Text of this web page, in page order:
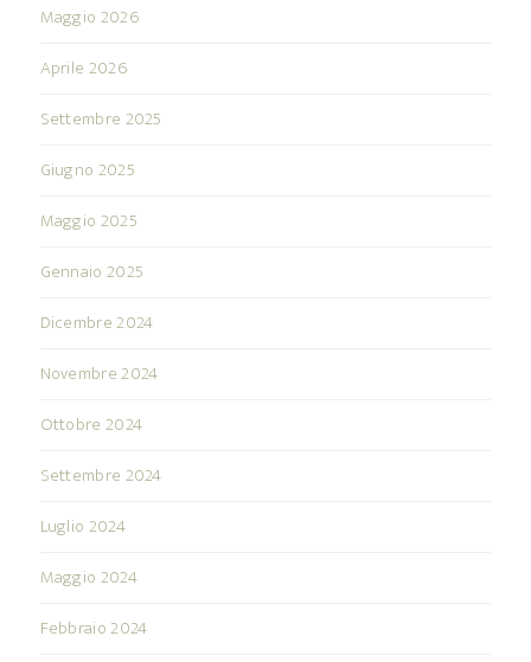
Maggio 2026
Aprile 2026
Settembre 2025
Giugno 2025
Maggio 2025
Gennaio 2025
Dicembre 2024
Novembre 2024
Ottobre 2024
Settembre 2024
Luglio 2024
Maggio 2024
Febbraio 2024